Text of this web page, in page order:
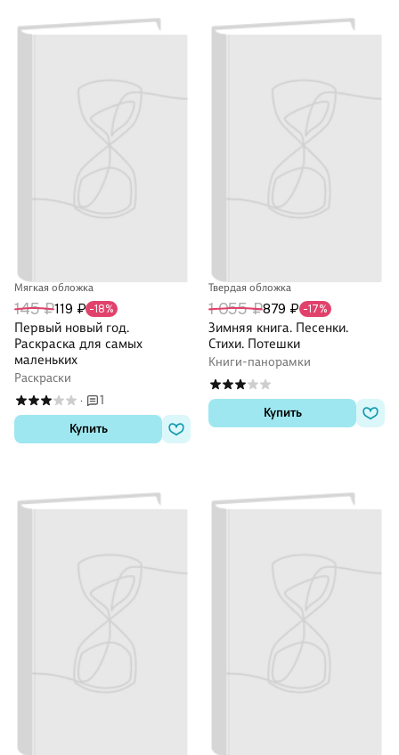
Мягкая обложка
145 ₽119 ₽ -18%
Первый новый год.
Раскраска для самых
маленьких
Раскраски
·
1
Купить
Твердая обложка
1 055 ₽879 ₽ -17%
Зимняя книга. Песенки.
Стихи. Потешки
Книги-панорамки
Купить